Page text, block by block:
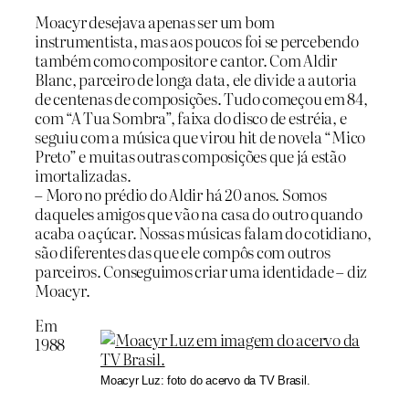
Moacyr desejava apenas ser um bom
instrumentista, mas aos poucos foi se percebendo
também como compositor e cantor. Com Aldir
Blanc, parceiro de longa data, ele divide a autoria
de centenas de composições. Tudo começou em 84,
com “A Tua Sombra”, faixa do disco de estréia, e
seguiu com a música que virou hit de novela “Mico
Preto” e muitas outras composições que já estão
imortalizadas.
– Moro no prédio do Aldir há 20 anos. Somos
daqueles amigos que vão na casa do outro quando
acaba o açúcar. Nossas músicas falam do cotidiano,
são diferentes das que ele compôs com outros
parceiros. Conseguimos criar uma identidade – diz
Moacyr.
Moacyr Luz: foto do acervo da TV Brasil.
Em
1988